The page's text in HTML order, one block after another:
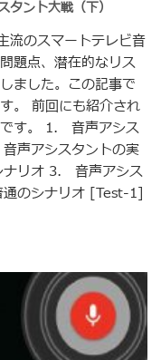
ント大戦（下）
のスマートテレビ音
題点、潜在的なリス
ました。この記事で
。 前回にも紹介され
です。 1. 音声アシス
声アシスタントの実
ナリオ 3. 音声アシス
通のシナリオ [Test-1]